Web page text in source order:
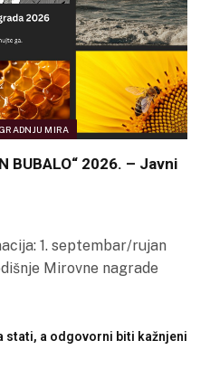
MIRA
BUBALO“ 2026. – Javni
1. septembar/rujan
Mirovne nagrade
stati, a odgovorni biti kažnjeni